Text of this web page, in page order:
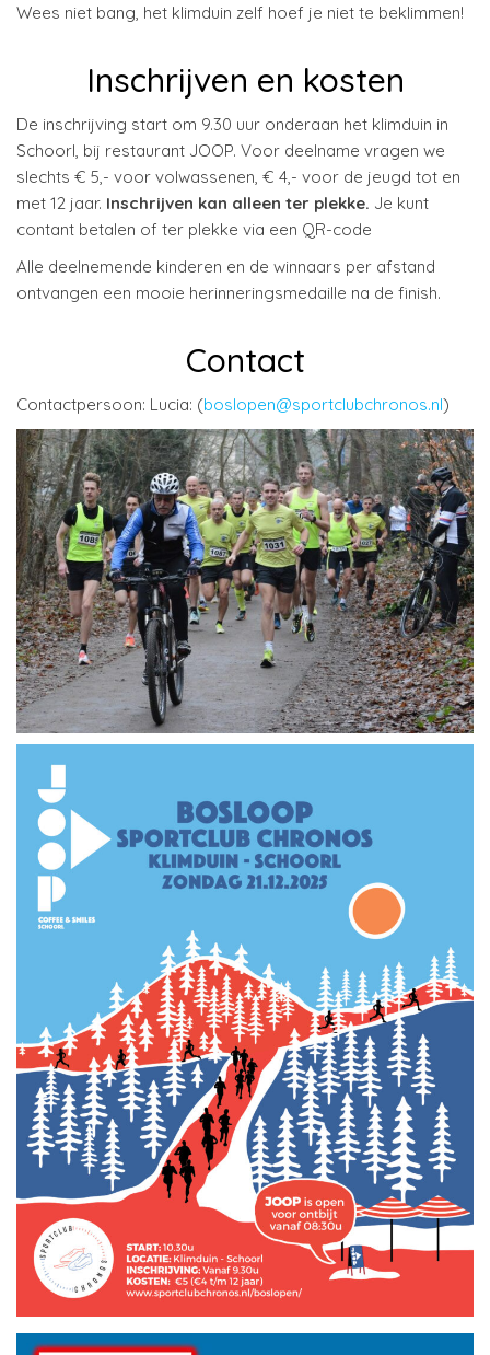
Wees niet bang, het klimduin zelf hoef je niet te beklimmen!
Inschrijven en kosten
De inschrijving start om 9.30 uur onderaan het klimduin in
Schoorl, bij restaurant JOOP. Voor deelname vragen we
slechts € 5,- voor volwassenen, € 4,- voor de jeugd tot en
met 12 jaar. Inschrijven kan alleen ter plekke. Je kunt
contant betalen of ter plekke via een QR-code
Alle deelnemende kinderen en de winnaars per afstand
ontvangen een mooie herinneringsmedaille na de finish.
Contact
Contactpersoon: Lucia: (boslopen@sportclubchronos.nl)